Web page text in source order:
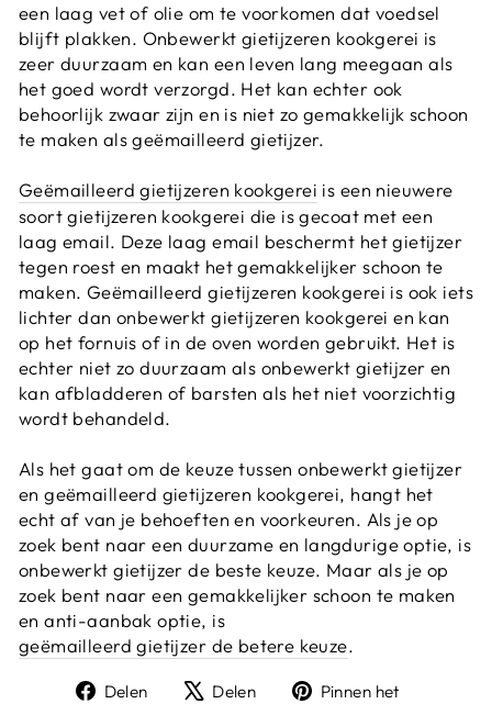
een laag vet of olie om te voorkomen dat voedsel
blijft plakken. Onbewerkt gietijzeren kookgerei is
zeer duurzaam en kan een leven lang meegaan als
het goed wordt verzorgd. Het kan echter ook
behoorlijk zwaar zijn en is niet zo gemakkelijk schoon
te maken als geëmailleerd gietijzer.
Geëmailleerd gietijzeren kookgerei is een nieuwere
soort gietijzeren kookgerei die is gecoat met een
laag email. Deze laag email beschermt het gietijzer
tegen roest en maakt het gemakkelijker schoon te
maken. Geëmailleerd gietijzeren kookgerei is ook iets
lichter dan onbewerkt gietijzeren kookgerei en kan
op het fornuis of in de oven worden gebruikt. Het is
echter niet zo duurzaam als onbewerkt gietijzer en
kan afbladderen of barsten als het niet voorzichtig
wordt behandeld.
Als het gaat om de keuze tussen onbewerkt gietijzer
en geëmailleerd gietijzeren kookgerei, hangt het
echt af van je behoeften en voorkeuren. Als je op
zoek bent naar een duurzame en langdurige optie, is
onbewerkt gietijzer de beste keuze. Maar als je op
zoek bent naar een gemakkelijker schoon te maken
en anti-aanbak optie, is
geëmailleerd gietijzer de betere keuze.
Delen
Deel Delen
TweetPinnen het